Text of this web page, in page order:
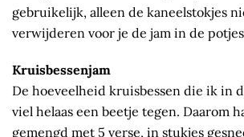
gebruikelijk, alleen de kaneelstokjes
verwijderen voor je de jam in de
Kruisbessenjam
De hoeveelheid kruisbessen die ik in
viel helaas een beetje tegen. Daarom
gemengd met 5 verse, in stukjes